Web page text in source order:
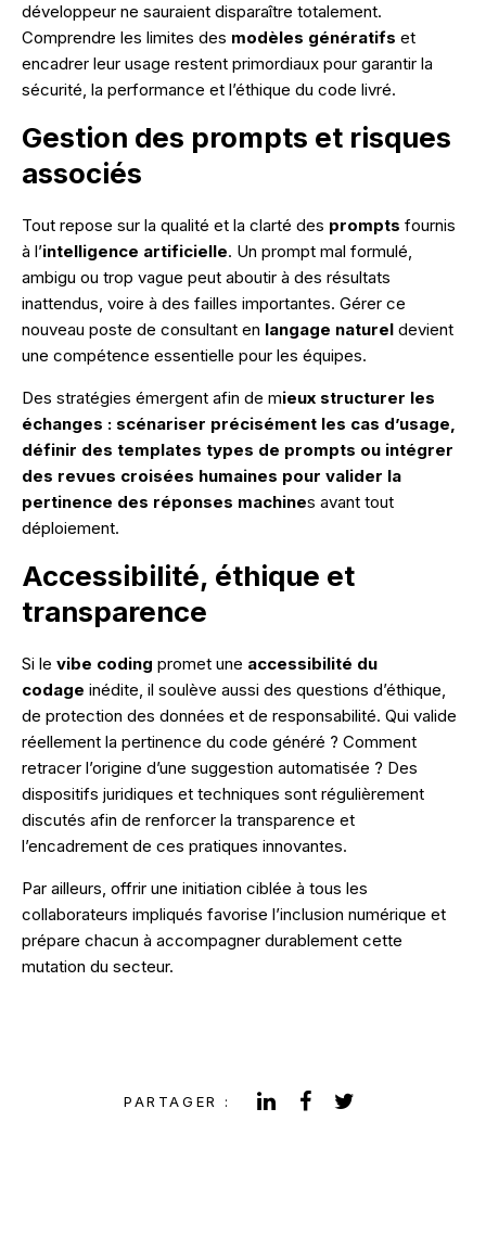
développeur ne sauraient disparaître totalement.
Comprendre les limites des modèles génératifs et
encadrer leur usage restent primordiaux pour garantir la
sécurité, la performance et l’éthique du code livré.
Gestion des prompts et risques
associés
Tout repose sur la qualité et la clarté des prompts fournis
à l’intelligence artificielle. Un prompt mal formulé,
ambigu ou trop vague peut aboutir à des résultats
inattendus, voire à des failles importantes. Gérer ce
nouveau poste de consultant en langage naturel devient
une compétence essentielle pour les équipes.
Des stratégies émergent afin de mieux structurer les
échanges : scénariser précisément les cas d’usage,
définir des templates types de prompts ou intégrer
des revues croisées humaines pour valider la
pertinence des réponses machines avant tout
déploiement.
Accessibilité, éthique et
transparence
Si le vibe coding promet une accessibilité du
codage inédite, il soulève aussi des questions d’éthique,
de protection des données et de responsabilité. Qui valide
réellement la pertinence du code généré ? Comment
retracer l’origine d’une suggestion automatisée ? Des
dispositifs juridiques et techniques sont régulièrement
discutés afin de renforcer la transparence et
l’encadrement de ces pratiques innovantes.
Par ailleurs, offrir une initiation ciblée à tous les
collaborateurs impliqués favorise l’inclusion numérique et
prépare chacun à accompagner durablement cette
mutation du secteur.
PARTAGER :
PARTAGER
PARTAGER
PARTAGER